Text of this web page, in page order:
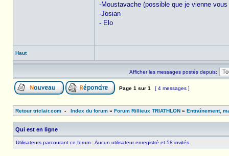
-Moustavache (possible que je vienne
-Josian
- Elo
Haut
Afficher les messages postés depuis:
Page 1 sur 1 [ 4 messages ]
Retour triclair.com - Index du forum » Forum Rillieux TRIATHLON » Entraînement,
Qui est en ligne
Utilisateurs parcourant ce forum : Aucun utilisateur enregistré et 58 invités